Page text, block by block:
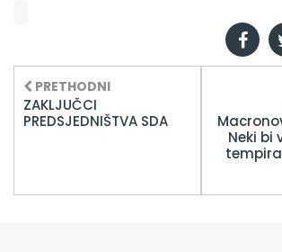
PRETHODNI
ZAKLJUČCI
PREDSJEDNIŠTVA SDA
Neki bi